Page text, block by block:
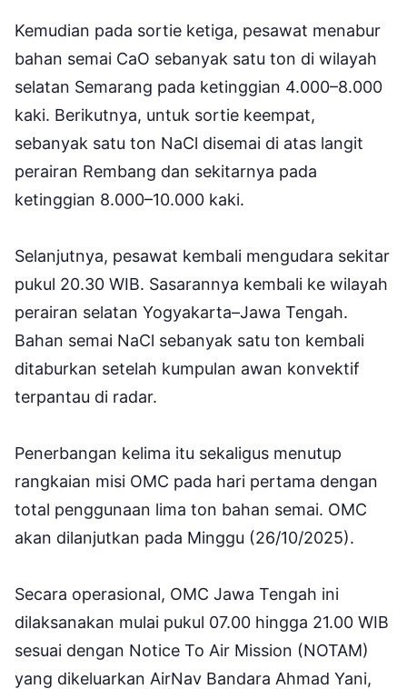
Kemudian pada sortie ketiga, pesawat menabur
bahan semai CaO sebanyak satu ton di wilayah
selatan Semarang pada ketinggian 4.000–8.000
kaki. Berikutnya, untuk sortie keempat,
sebanyak satu ton NaCl disemai di atas langit
perairan Rembang dan sekitarnya pada
ketinggian 8.000–10.000 kaki.
Selanjutnya, pesawat kembali mengudara sekitar
pukul 20.30 WIB. Sasarannya kembali ke wilayah
perairan selatan Yogyakarta–Jawa Tengah.
Bahan semai NaCl sebanyak satu ton kembali
ditaburkan setelah kumpulan awan konvektif
terpantau di radar.
Penerbangan kelima itu sekaligus menutup
rangkaian misi OMC pada hari pertama dengan
total penggunaan lima ton bahan semai. OMC
akan dilanjutkan pada Minggu (26/10/2025).
Secara operasional, OMC Jawa Tengah ini
dilaksanakan mulai pukul 07.00 hingga 21.00 WIB
sesuai dengan Notice To Air Mission (NOTAM)
yang dikeluarkan AirNav Bandara Ahmad Yani,